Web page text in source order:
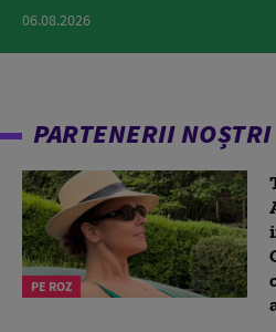
06.08.2026
PARTENERII NOȘTRI
PE ROZ